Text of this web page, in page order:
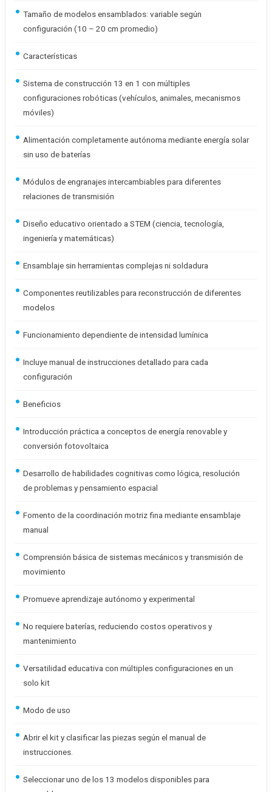
Tamaño de modelos ensamblados: variable según
configuración (10 – 20 cm promedio)
Características
Sistema de construcción 13 en 1 con múltiples
configuraciones robóticas (vehículos, animales, mecanismos
móviles)
Alimentación completamente autónoma mediante energía solar
sin uso de baterías
Módulos de engranajes intercambiables para diferentes
relaciones de transmisión
Diseño educativo orientado a STEM (ciencia, tecnología,
ingeniería y matemáticas)
Ensamblaje sin herramientas complejas ni soldadura
Componentes reutilizables para reconstrucción de diferentes
modelos
Funcionamiento dependiente de intensidad lumínica
Incluye manual de instrucciones detallado para cada
configuración
Beneficios
Introducción práctica a conceptos de energía renovable y
conversión fotovoltaica
Desarrollo de habilidades cognitivas como lógica, resolución
de problemas y pensamiento espacial
Fomento de la coordinación motriz fina mediante ensamblaje
manual
Comprensión básica de sistemas mecánicos y transmisión de
movimiento
Promueve aprendizaje autónomo y experimental
No requiere baterías, reduciendo costos operativos y
mantenimiento
Versatilidad educativa con múltiples configuraciones en un
solo kit
Modo de uso
Abrir el kit y clasificar las piezas según el manual de
instrucciones.
Seleccionar uno de los 13 modelos disponibles para